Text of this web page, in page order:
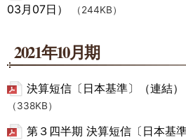
03月07日）
（244KB）
2021年10月期
決算短信〔日本基準〕（連結）
（338KB）
第３四半期 決算短信〔日本基